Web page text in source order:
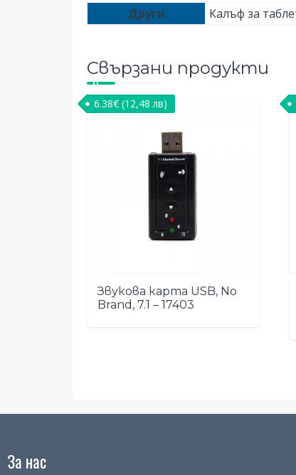
Други
Калъф за
Свързани продукти
Звукова карта USB, No
Brand, 7.1 – 17403
6.38€ (12,48 лв)
За нас